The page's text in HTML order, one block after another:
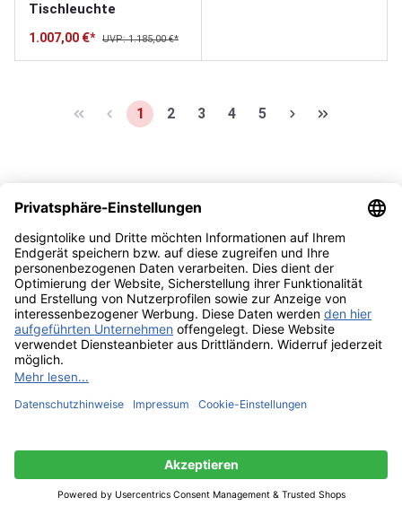
Produkte filtern
Tischleuchte
1.007,00 €* UVP: 1.185,00 €*
1 2 3 4 5
Designer-Tischlampen gibt es in ebenso vielen Formen und
Farben wie sie Einsatzzwecken gerecht werden. So kann
eine einzelne Tischleuchte bequem den Platz wechseln,
verschiedene Tischlampen hingegen können
unterschiedliche Räume auf faszinierend einfache Weise
stilvoll aufwerten.
Tischleuchte unsere Augen bei langem Arbeiten oder
Leuchtenköpfe oder schwenkbare Leuchtenarme
ermöglichen dabei eine gezielte Ausleuchtung des
Arbeitsbereiches, wie beispielsweise die mit dem Red Dot